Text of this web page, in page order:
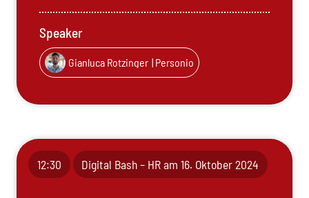
Speaker
Gianluca Rotzinger | Personio
12:30 Digital Bash – HR am 16. Oktober 2024